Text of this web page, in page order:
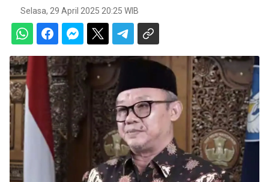
Selasa, 29 April 2025 20:25 WIB